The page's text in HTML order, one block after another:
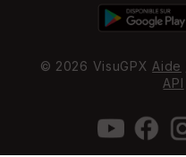
© 2026 VisuGPX Aide
API